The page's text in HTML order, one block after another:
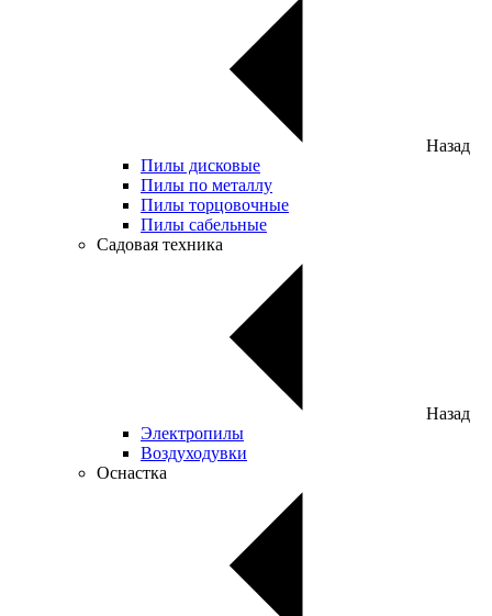
Назад
Пилы дисковые
Пилы по металлу
Пилы торцовочные
Пилы сабельные
Садовая техника
Назад
Электропилы
Воздуходувки
Оснастка